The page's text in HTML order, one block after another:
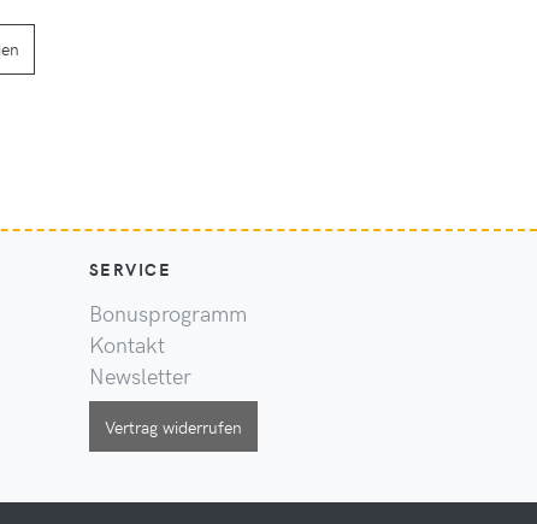
SERVICE
Bonusprogramm
Kontakt
Newsletter
Vertrag widerrufen